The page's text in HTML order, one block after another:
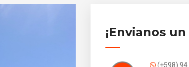
¡Envianos
(+598)